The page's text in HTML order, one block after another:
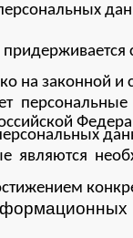
на законной и
являются